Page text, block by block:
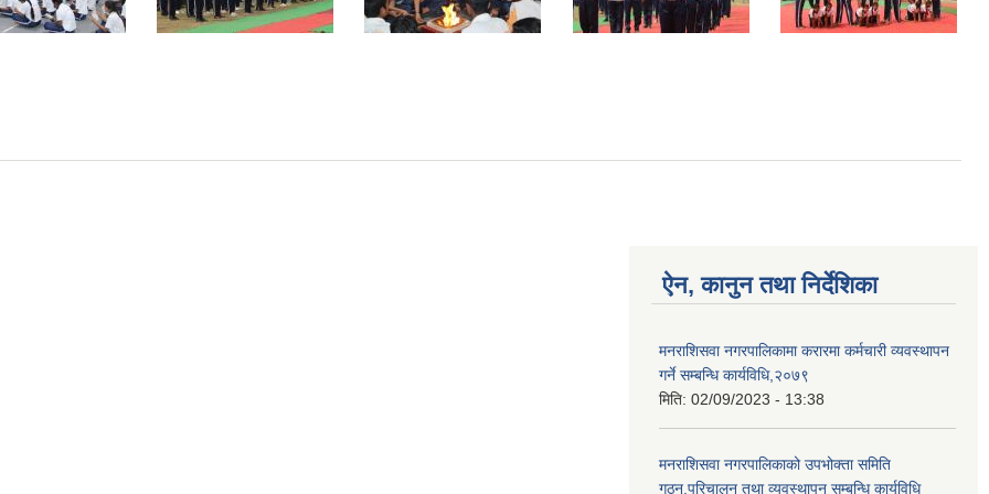
ऐन, कानुन तथा निर्देशिका
मनराशिसवा नगरपालिकामा करारमा कर्मचारी व्यवस्थापन
गर्ने सम्बन्धि कार्यविधि,२०७९
मिति: 02/09/2023 - 13:38
मनराशिसवा नगरपालिकाको उपभोक्ता समिति
गठन,परिचालन तथा व्यवस्थापन सम्बन्धि कार्यविधि